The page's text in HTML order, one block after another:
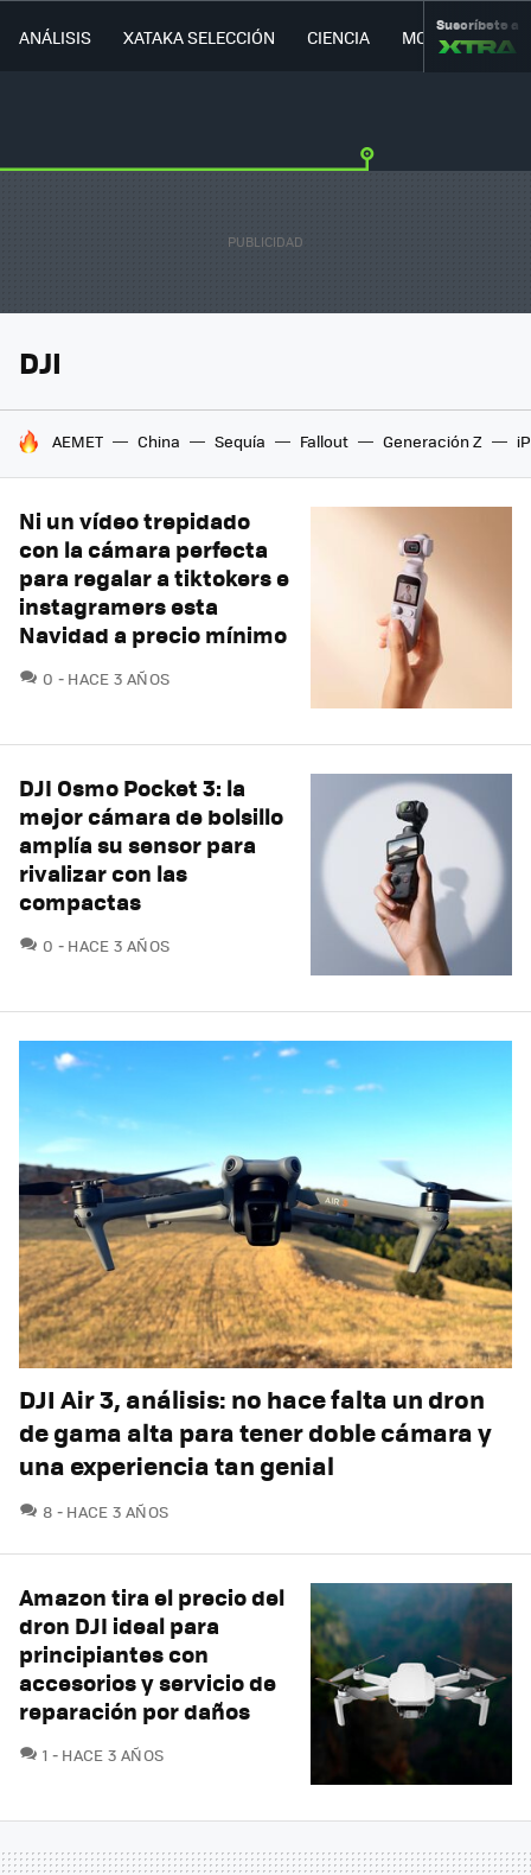
ANÁLISIS XATAKA SELECCIÓN CIENCIA MOVILIDAD
Suscríbete a
DJI
HOY SE HABLA DE
AEMET China Sequía Fallout Generación Z
Ni un vídeo trepidado
con la cámara perfecta
para regalar a tiktokers e
instagramers esta
Navidad a precio mínimo
0 COMENTARIOS
HACE 3 AÑOS
DJI Osmo Pocket 3: la
mejor cámara de bolsillo
amplía su sensor para
rivalizar con las
compactas
0 COMENTARIOS
HACE 3 AÑOS
DJI Air 3, análisis: no hace falta un dron
de gama alta para tener doble cámara y
una experiencia tan genial
8 COMENTARIOS
HACE 3 AÑOS
Amazon tira el precio del
dron DJI ideal para
principiantes con
accesorios y servicio de
reparación por daños
1 COMENTARIOS
HACE 3 AÑOS